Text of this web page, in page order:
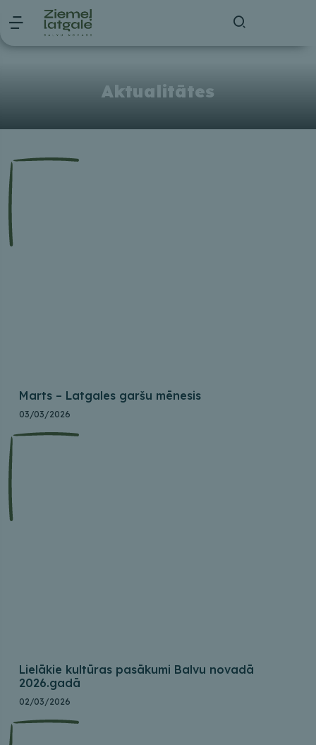
Aktualitātes
Marts – Latgales garšu mēnesis
03/03/2026
Lielākie kultūras pasākumi Balvu novadā
2026.gadā
02/03/2026